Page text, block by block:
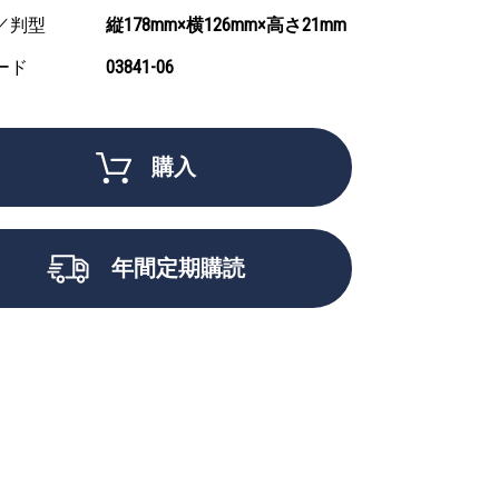
判型
縦178mm×横126mm×高さ21mm
ド
03841-06
購入
年間定期購読